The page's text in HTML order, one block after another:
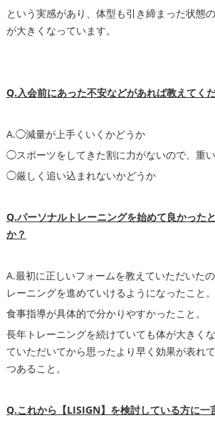
という実感があり、体型も引き締まった状態
が大きくなっています。
Q.入会前にあった不安などがあれば教えてくだ
A.◯減量が上手くいくかどうか
◯スポーツをしてきた割に力がないので、重
◯厳しく追い込まれないかどうか
Q.パーソナルトレーニングを始めて良かった
か？
A.最初に正しいフォームを教えていただいた
レーニングを進めていけるようになったこと。
食事指導が具体的で分かりやすかったこと。
長年トレーニングを続けていても体が大きく
ていただいてから思ったより早く効果が表れ
つあること。
Q.これから【LISIGN】を検討している方に一